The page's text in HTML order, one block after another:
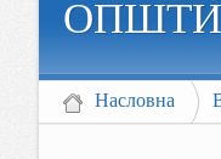
Насловна